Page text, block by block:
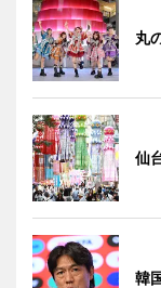
丸
仙
韓